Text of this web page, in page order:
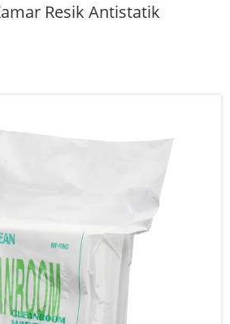
Resik Antistatik